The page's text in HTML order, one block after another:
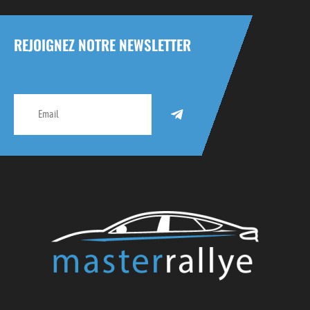
REJOIGNEZ NOTRE NEWSLETTER